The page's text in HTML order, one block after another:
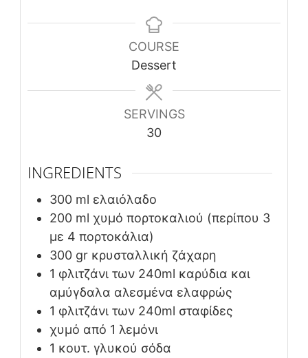
COURSE
Dessert
SERVINGS
30
INGREDIENTS
300 ml ελαιόλαδο
200 ml χυμό πορτοκαλιού (περίπου 3
με 4 πορτοκάλια)
300 gr κρυσταλλική ζάχαρη
1 φλιτζάνι των 240ml καρύδια και
αμύγδαλα αλεσμένα ελαφρώς
1 φλιτζάνι των 240ml σταφίδες
χυμό από 1 λεμόνι
1 κουτ. γλυκού σόδα